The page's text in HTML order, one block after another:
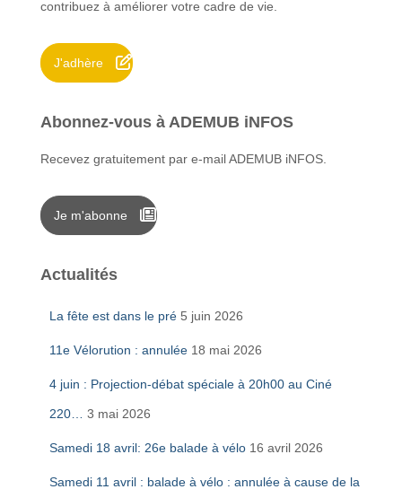
e
:
contribuez à améliorer votre cadre de vie.
J'adhère
Abonnez-vous à ADEMUB iNFOS
Recevez gratuitement par e-mail ADEMUB iNFOS.
Je m'abonne
Actualités
La fête est dans le pré 5 juin 2026
11e Vélorution : annulée 18 mai 2026
4 juin : Projection-débat spéciale à 20h00 au Ciné
220… 3 mai 2026
Samedi 18 avril: 26e balade à vélo 16 avril 2026
Samedi 11 avril : balade à vélo : annulée à cause de la